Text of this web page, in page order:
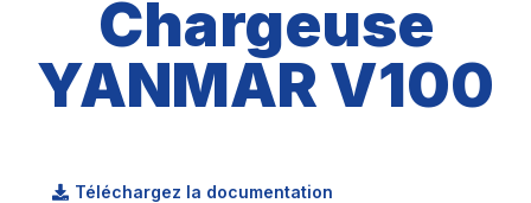
Chargeuse
YANMAR V100
Téléchargez la documentation